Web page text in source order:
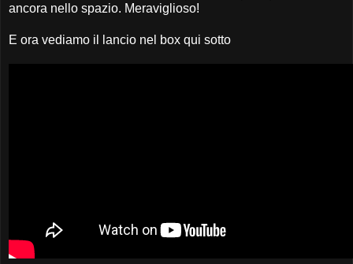
ancora nello spazio. Meraviglioso!
E ora vediamo il lancio nel box qui sotto